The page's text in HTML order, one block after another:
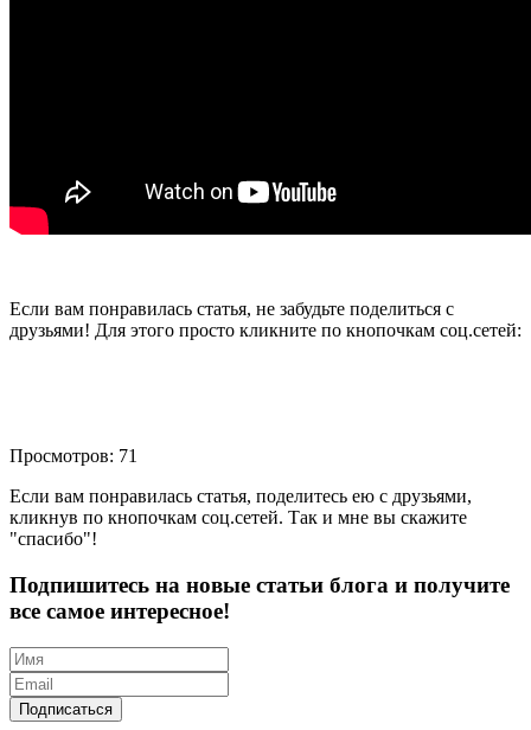
Если вам понравилась статья, не забудьте поделиться с
друзьями! Для этого просто кликните по кнопочкам соц.сетей:
Просмотров: 71
Если вам понравилась статья, поделитесь ею с друзьями,
кликнув по кнопочкам соц.сетей. Так и мне вы скажите
"спасибо"!
Подпишитесь на новые статьи блога и получите
все самое интересное!